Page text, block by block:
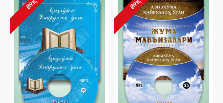
ЙЎҚ ЙЎҚ